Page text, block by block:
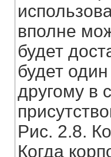
вполне
будет
будет
другому в
Рис. 2.8.
Когда